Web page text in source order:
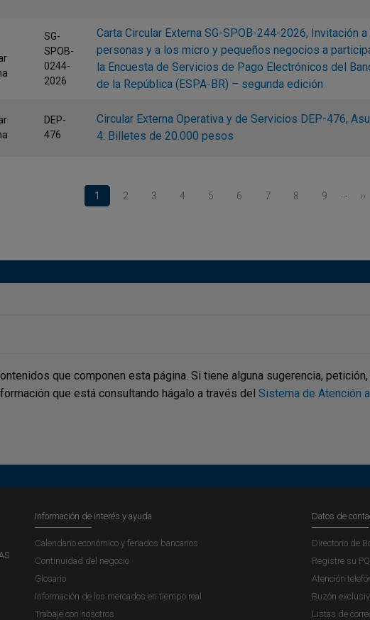
SG-
SPOB-
0244-
2026
Carta Circular Externa SG-SPOB-244-2026, Invitación a
personas y a los micro y pequeños negocios a
la Encuesta de Servicios de Pago Electrónicos del
de la República (ESPA-BR) – segunda edición
DEP-
476
Circular Externa Operativa y de Servicios DEP-476,
4: Billetes de 20.000 pesos
Página actual
1 Page
2 Page
3 Page
4 Page
5 Page
6 Page
7 Page
8 Page
9 ››
que componen esta página. Si tiene alguna sugerencia,
que está consultando hágalo a través del Sistema de Atención
Información de interés y ayuda
Calendario económico y feriados bancarios
Continuidad del negocio
Glosario
Información de los mercados en tiempo real
Trabaje con nosotros
Datos de
Directorio de
Registre su
Atención
Buzón
Listas de